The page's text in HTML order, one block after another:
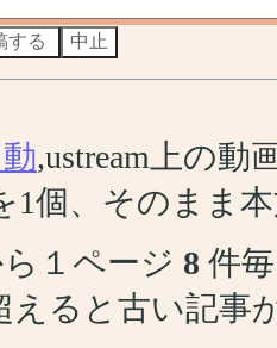
,ustream上の
1個、そのまま
１ページ 8 件
えると古い記事